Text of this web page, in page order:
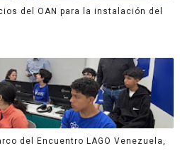
del OAN para la instalación del
del Encuentro LAGO Venezuela,